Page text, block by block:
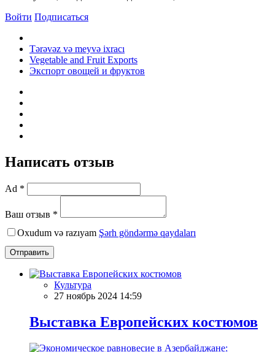
Войти Подписаться
Tərəvəz və meyvə ixracı
Vegetable and Fruit Exports
Экспорт овощей и фруктов
Написать отзыв
Ad *
Ваш отзыв *
Oxudum və razıyam Şərh göndərmə qaydaları
Отправить
Культура
27 ноябрь 2024 14:59
Выставка Европейских костюмов